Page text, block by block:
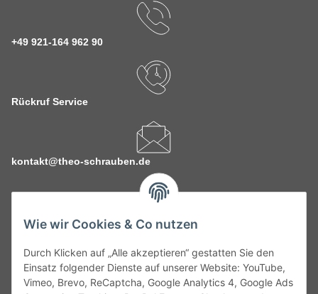
Wie wir Cookies & Co nutzen
Durch Klicken auf „Alle akzeptieren“ gestatten Sie den
Einsatz folgender Dienste auf unserer Website: YouTube,
Vimeo, Brevo, ReCaptcha, Google Analytics 4, Google Ads
+49 921-164 962 90
Rückruf Service
kontakt@theo-schrauben.de
Service